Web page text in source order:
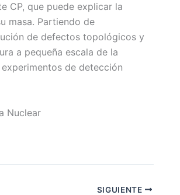
CP, que puede explicar la
masa. Partiendo de
de defectos topológicos y
a pequeña escala de la
de detección
Nuclear
SIGUIENTE